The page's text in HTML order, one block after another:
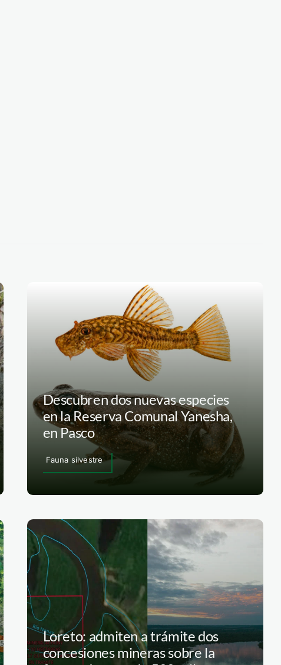
Descubren dos nuevas especies
en la Reserva Comunal Yanesha,
en Pasco
Fauna silvestre
Loreto: admiten a trámite dos
concesiones mineras sobre la